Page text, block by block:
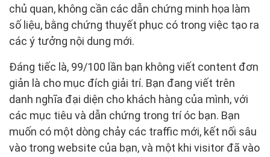
chủ quan, không cần các dẫn chứng minh họa làm
số liệu, bằng chứng thuyết phục có trong việc tạo ra
các ý tưởng nội dung mới.
Đáng tiếc là, 99/100 lần bạn không viết content đơn
giản là cho mục đích giải trí. Bạn đang viết trên
danh nghĩa đại diện cho khách hàng của mình, với
các mục tiêu và dẫn chứng trong trí óc bạn. Bạn
muốn có một dòng chảy các traffic mới, kết nối sâu
vào trong website của bạn, và một khi visitor đã vào